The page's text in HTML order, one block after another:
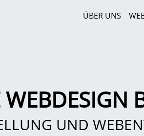
ÜBER UNS
WEBDESIGN
UND